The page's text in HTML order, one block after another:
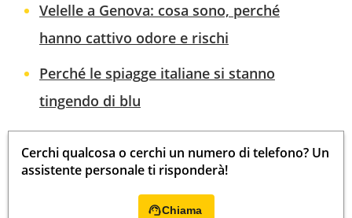
Velelle a Genova: cosa sono, perché
hanno cattivo odore e rischi
Perché le spiagge italiane si stanno
tingendo di blu
Cerchi qualcosa o cerchi un numero di telefono? Un
assistente personale ti risponderà!
Chiama